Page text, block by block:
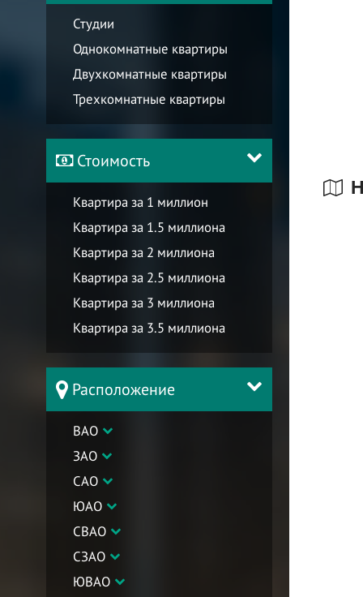
Студии
Однокомнатные квартиры
Двухкомнатные квартиры
Трехкомнатные квартиры
Стоимость
Квартира за 1 миллион
Квартира за 1.5 миллиона
Квартира за 2 миллиона
Квартира за 2.5 миллиона
Квартира за 3 миллиона
Квартира за 3.5 миллиона
Расположение
ВАО
ЗАО
САО
ЮАО
СВАО
СЗАО
ЮВАО